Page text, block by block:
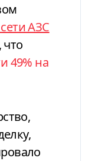
АЗС
что
49% на